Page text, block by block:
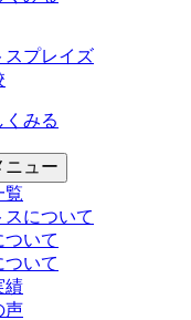
スプレイズ
くみる
ニュー
覧
スについて
ついて
ついて
績
声